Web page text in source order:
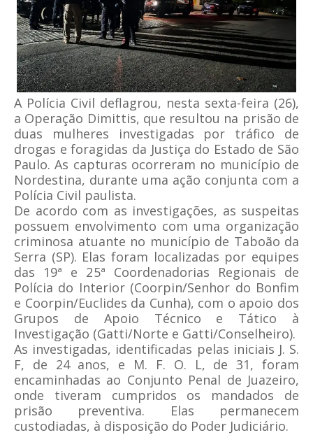
A Polícia Civil deflagrou, nesta sexta-feira (26),
a Operação Dimittis, que resultou na prisão de
duas mulheres investigadas por tráfico de
drogas e foragidas da Justiça do Estado de São
Paulo. As capturas ocorreram no município de
Nordestina, durante uma ação conjunta com a
Polícia Civil paulista.
De acordo com as investigações, as suspeitas
possuem envolvimento com uma organização
criminosa atuante no município de Taboão da
Serra (SP). Elas foram localizadas por equipes
das 19ª e 25ª Coordenadorias Regionais de
Polícia do Interior (Coorpin/Senhor do Bonfim
e Coorpin/Euclides da Cunha), com o apoio dos
Grupos de Apoio Técnico e Tático à
Investigação (Gatti/Norte e Gatti/Conselheiro).
As investigadas, identificadas pelas iniciais J. S.
F, de 24 anos, e M. F. O. L, de 31, foram
encaminhadas ao Conjunto Penal de Juazeiro,
onde tiveram cumpridos os mandados de
prisão preventiva. Elas permanecem
custodiadas, à disposição do Poder Judiciário.